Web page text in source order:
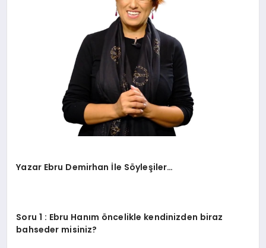
Yazar Ebru Demirhan İle Söyleşiler…
Soru 1 : Ebru Hanım öncelikle kendinizden biraz
bahseder misiniz?